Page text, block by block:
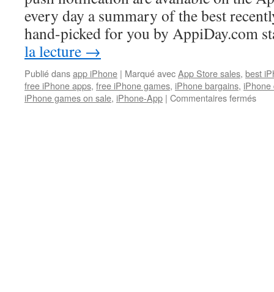
every day a summary of the best
hand-picked for you by AppiDay.com
la lecture →
Publié dansapp iPhone | Marqué avecApp Store sales, best
free iPhone apps, free iPhone games, iPhone bargains, iPhone
iPhone games on sale, iPhone-App | Commentaires ferméssur